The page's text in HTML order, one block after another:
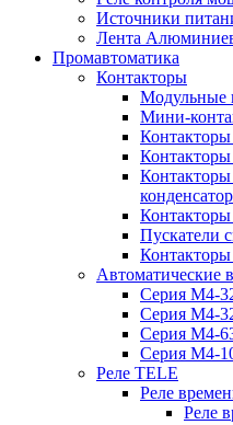
Источники
Лента
Промавтоматика
Контакторы
Модульные
Мини-
Пускатели
Автоматические
Серия M4-
Серия M4-
Серия M4-
Серия M4-
Реле TELE
Реле
Реле